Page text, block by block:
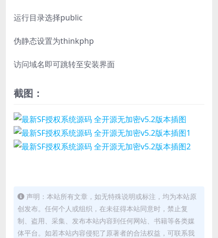
运行目录选择public
伪静态设置为thinkphp
访问域名即可跳转至安装界面
截图：
声明：本站所有文章，如无特殊说明或标注，均为本站原
创发布。任何个人或组织，在未征得本站同意时，禁止复
制、盗用、采集、发布本站内容到任何网站、书籍等各类媒
体平台。如若本站内容侵犯了原著者的合法权益，可联系我